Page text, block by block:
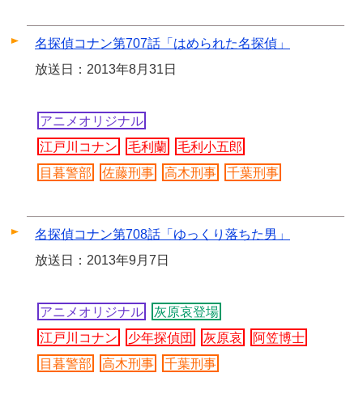
名探偵コナン第707話「はめられた名探偵」
放送日：2013年8月31日
アニメオリジナル
江戸川コナン
毛利蘭
毛利小五郎
目暮警部
佐藤刑事 高木刑事 千葉刑事
名探偵コナン第708話「ゆっくり落ちた男」
放送日：2013年9月7日
アニメオリジナル
灰原哀登場
江戸川コナン
少年探偵団 灰原哀
阿笠博士
目暮警部
高木刑事 千葉刑事